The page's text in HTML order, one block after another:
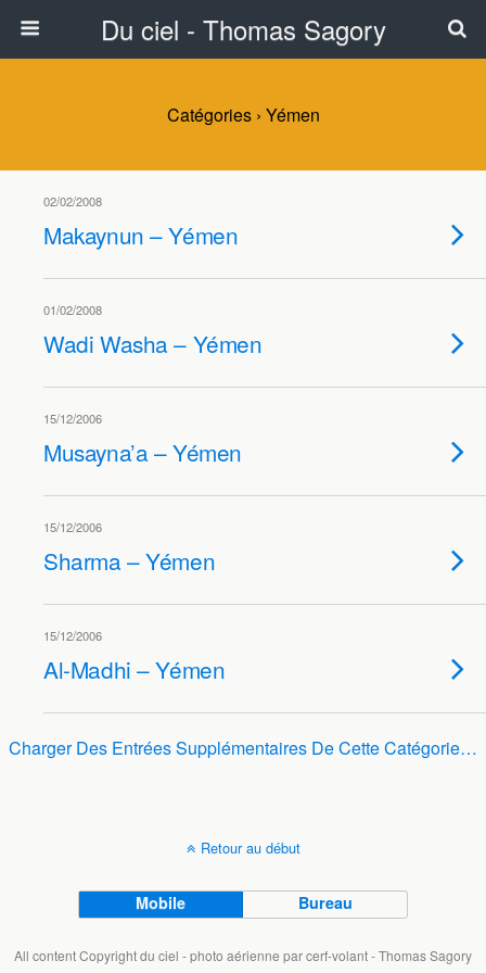
Du ciel - Thomas Sagory
Catégories › Yémen
02/02/2008
Makaynun – Yémen
01/02/2008
Wadi Washa – Yémen
15/12/2006
Musayna’a – Yémen
15/12/2006
Sharma – Yémen
15/12/2006
Al-Madhi – Yémen
Charger Des Entrées Supplémentaires De Cette Catégorie…
Retour au début
Mobile Bureau
All content Copyright du ciel - photo aérienne par cerf-volant - Thomas Sagory